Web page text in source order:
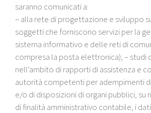
saranno comunicati a:
– alla rete di progettazione e sviluppo
soggetti che forniscono servizi per la
sistema informativo e delle reti di
compresa la posta elettronica); – studi
nell’ambito di rapporti di assistenza e
autorità competenti per adempimenti
e/o di disposizioni di organi pubblici, su
di finalità amministrativo contabile, i